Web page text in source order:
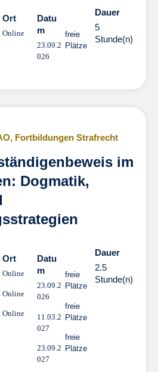
Ort
Online
Datu
m
23.09.2
026
freie
Plätze
Dauer
5
Stunde(n)
, Fortbildungen Strafrecht
im
Dogmatik,
Ort
Online
Online
Online
Datu
m
23.09.2
026
11.03.2
027
23.09.2
027
freie
Plätze
freie
Plätze
freie
Plätze
Dauer
2.5
Stunde(n)